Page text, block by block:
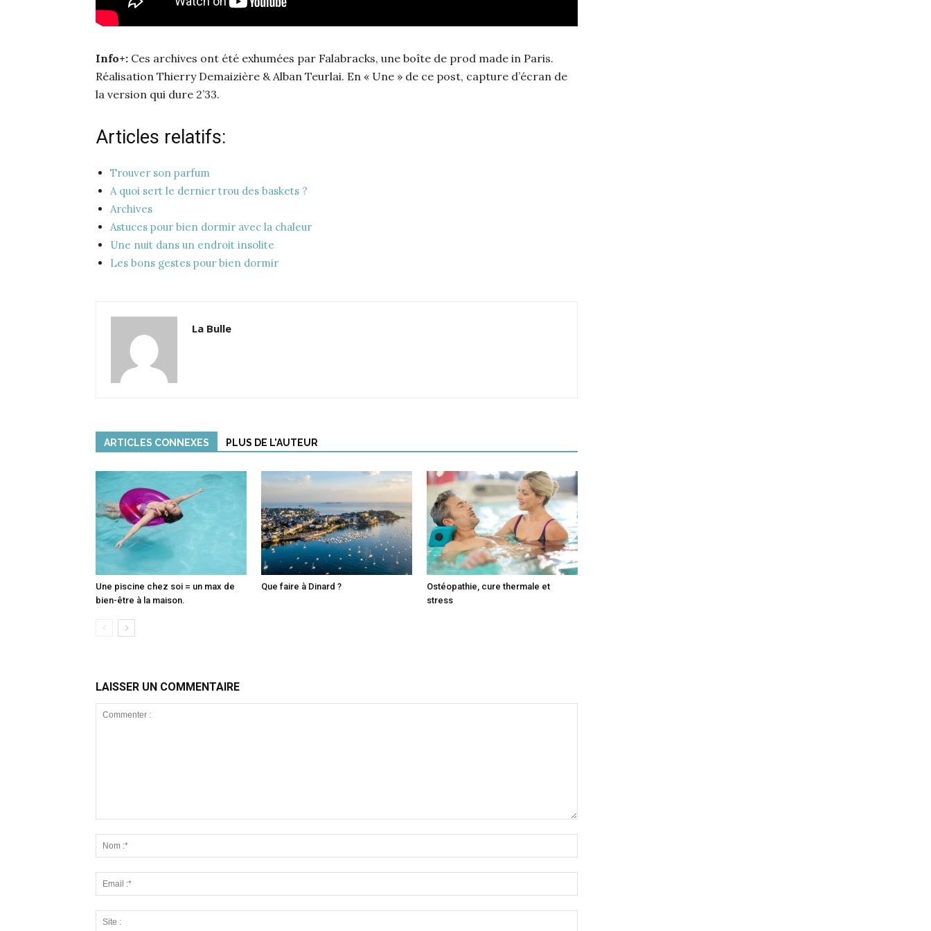
Info+: Ces archives ont été exhumées par Falabracks, une boîte de prod made in Paris.
Réalisation Thierry Demaizière & Alban Teurlai. En « Une » de ce post, capture d’écran de
la version qui dure 2’33.
Articles relatifs:
Trouver son parfum
A quoi sert le dernier trou des baskets ?
Archives
Astuces pour bien dormir avec la chaleur
Une nuit dans un endroit insolite
Les bons gestes pour bien dormir
La Bulle
ARTICLES CONNEXES PLUS DE L'AUTEUR
Une piscine chez soi = un max de
bien-être à la maison.
Que faire à Dinard ?
Ostéopathie, cure thermale et
stress
LAISSER UN COMMENTAIRE